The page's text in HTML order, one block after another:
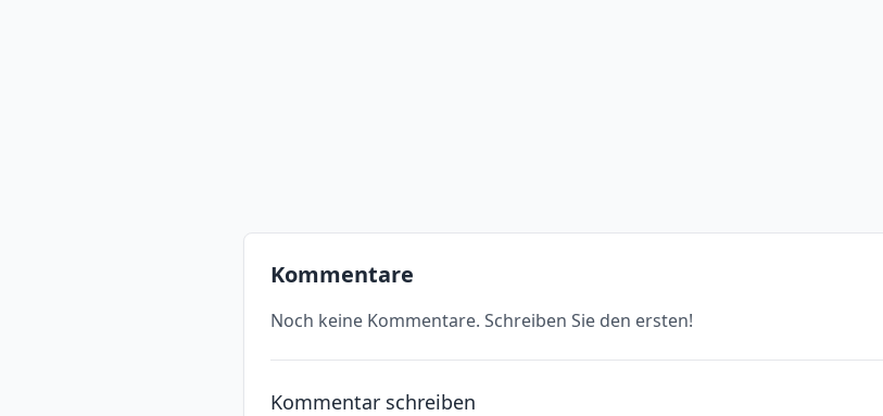
Kommentare
Noch keine Kommentare. Schreiben Sie den ersten!
Kommentar schreiben